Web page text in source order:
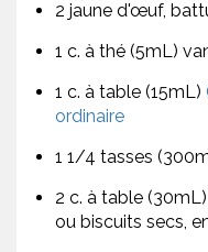
2 jaune d'œuf,
1 c. à thé (5mL)
1 c. à table (15mL)
ordinaire
1 1/4 tasses
2 c. à table
ou biscuits secs,